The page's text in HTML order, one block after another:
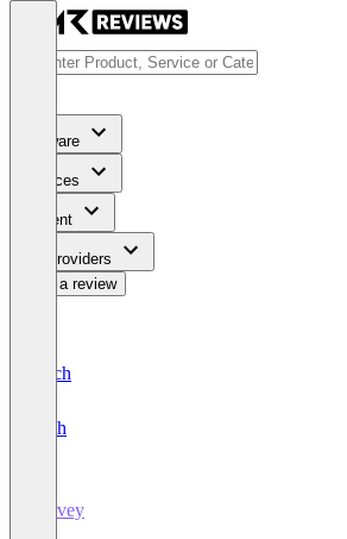
Software
Services
Content
For Providers
Write a review
Deutsch
English
Survey